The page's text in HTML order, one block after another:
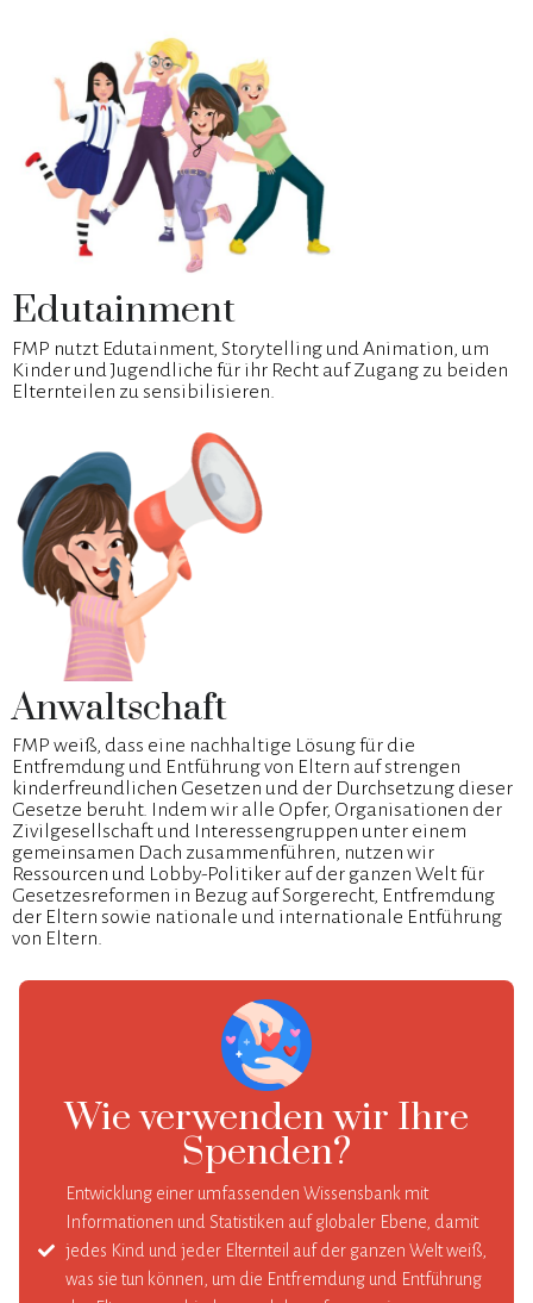
Edutainment
FMP nutzt Edutainment, Storytelling und Animation, um
Kinder und Jugendliche für ihr Recht auf Zugang zu beiden
Elternteilen zu sensibilisieren.
Anwaltschaft
FMP weiß, dass eine nachhaltige Lösung für die
Entfremdung und Entführung von Eltern auf strengen
kinderfreundlichen Gesetzen und der Durchsetzung dieser
Gesetze beruht. Indem wir alle Opfer, Organisationen der
Zivilgesellschaft und Interessengruppen unter einem
gemeinsamen Dach zusammenführen, nutzen wir
Ressourcen und Lobby-Politiker auf der ganzen Welt für
Gesetzesreformen in Bezug auf Sorgerecht, Entfremdung
der Eltern sowie nationale und internationale Entführung
von Eltern.
Wie verwenden wir Ihre
Spenden?
Entwicklung einer umfassenden Wissensbank mit
Informationen und Statistiken auf globaler Ebene, damit
jedes Kind und jeder Elternteil auf der ganzen Welt weiß,
was sie tun können, um die Entfremdung und Entführung